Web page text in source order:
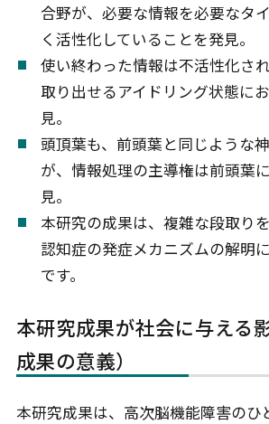
合野が、必要な情報を必要なタ
く活性化していることを発見。
使い終わった情報は不活性化さ
取り出せるアイドリング状態に
見。
頭頂葉も、前頭葉と同じような
が、情報処理の主導権は前頭葉
見。
本研究の成果は、複雑な段取り
認知症の発症メカニズムの解明
です。
本研究成果が社会に与える
成果の意義）
本研究成果は、高次脳機能障害のひ